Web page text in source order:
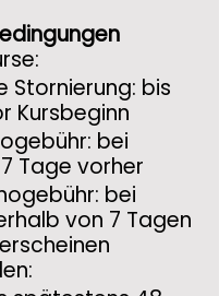
Stornierung: bis
Kursbeginn
bei
Tage vorher
bei
von 7 Tagen